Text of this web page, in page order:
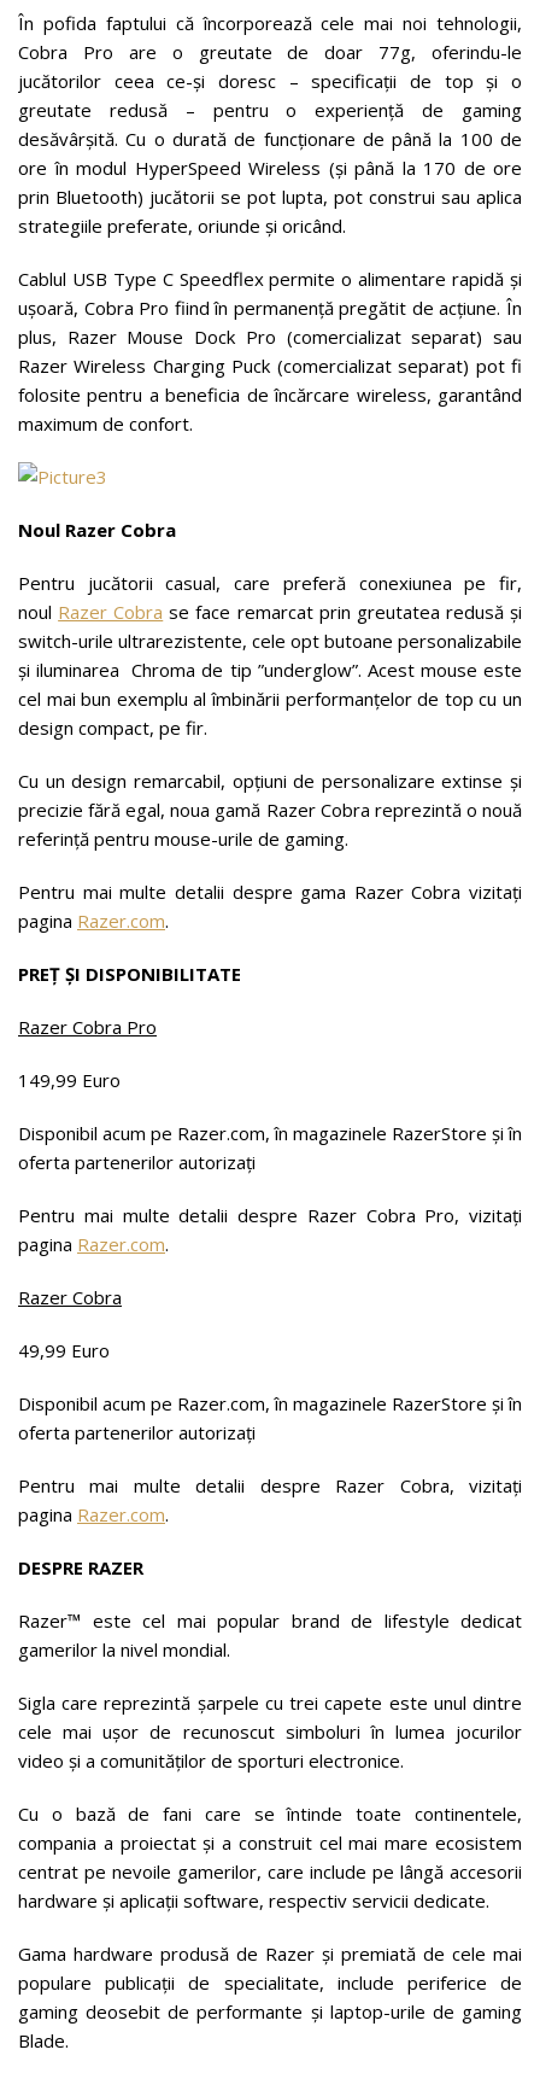
În pofida faptului că încorporează cele mai noi tehnologii,
Cobra Pro are o greutate de doar 77g, oferindu-le
jucătorilor ceea ce-și doresc – specificații de top și o
greutate redusă – pentru o experiență de gaming
desăvârșită. Cu o durată de funcționare de până la 100 de
ore în modul HyperSpeed Wireless (și până la 170 de ore
prin Bluetooth) jucătorii se pot lupta, pot construi sau aplica
strategiile preferate, oriunde și oricând.
Cablul USB Type C Speedflex permite o alimentare rapidă și
ușoară, Cobra Pro fiind în permanență pregătit de acțiune. În
plus, Razer Mouse Dock Pro (comercializat separat) sau
Razer Wireless Charging Puck (comercializat separat) pot fi
folosite pentru a beneficia de încărcare wireless, garantând
maximum de confort.
Noul Razer Cobra
Pentru jucătorii casual, care preferă conexiunea pe fir,
noul Razer Cobra se face remarcat prin greutatea redusă și
switch-urile ultrarezistente, cele opt butoane personalizabile
și iluminarea Chroma de tip ”underglow”. Acest mouse este
cel mai bun exemplu al îmbinării performanțelor de top cu un
design compact, pe fir.
Cu un design remarcabil, opțiuni de personalizare extinse și
precizie fără egal, noua gamă Razer Cobra reprezintă o nouă
referință pentru mouse-urile de gaming.
Pentru mai multe detalii despre gama Razer Cobra vizitați
pagina Razer.com.
PREȚ ȘI DISPONIBILITATE
Razer Cobra Pro
149,99 Euro
Disponibil acum pe Razer.com, în magazinele RazerStore și în
oferta partenerilor autorizați
Pentru mai multe detalii despre Razer Cobra Pro, vizitați
pagina Razer.com.
Razer Cobra
49,99 Euro
Disponibil acum pe Razer.com, în magazinele RazerStore și în
oferta partenerilor autorizați
Pentru mai multe detalii despre Razer Cobra, vizitați
pagina Razer.com.
DESPRE RAZER
Razer™ este cel mai popular brand de lifestyle dedicat
gamerilor la nivel mondial.
Sigla care reprezintă șarpele cu trei capete este unul dintre
cele mai ușor de recunoscut simboluri în lumea jocurilor
video și a comunităților de sporturi electronice.
Cu o bază de fani care se întinde toate continentele,
compania a proiectat și a construit cel mai mare ecosistem
centrat pe nevoile gamerilor, care include pe lângă accesorii
hardware și aplicații software, respectiv servicii dedicate.
Gama hardware produsă de Razer și premiată de cele mai
populare publicații de specialitate, include periferice de
gaming deosebit de performante și laptop-urile de gaming
Blade.